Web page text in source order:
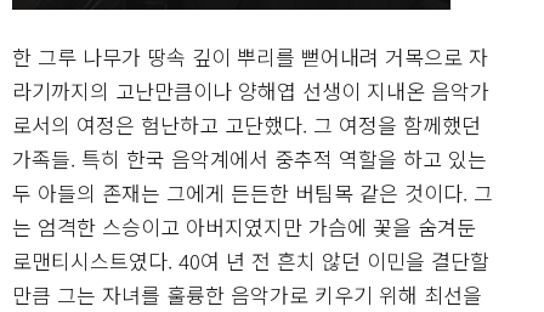
한 그루 나무가 땅속 깊이 뿌리를 뻗어내려 거목으로 자
라기까지의 고난만큼이나 양해엽 선생이 지내온 음악가
로서의 여정은 험난하고 고단했다. 그 여정을 함께했던
가족들. 특히 한국 음악계에서 중추적 역할을 하고 있는
두 아들의 존재는 그에게 든든한 버팀목 같은 것이다. 그
는 엄격한 스승이고 아버지였지만 가슴에 꽃을 숨겨둔
로맨티시스트였다. 40여 년 전 흔치 않던 이민을 결단할
만큼 그는 자녀를 훌륭한 음악가로 키우기 위해 최선을